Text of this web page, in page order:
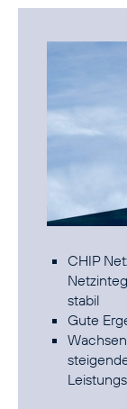
CHIP
stabil
Gute